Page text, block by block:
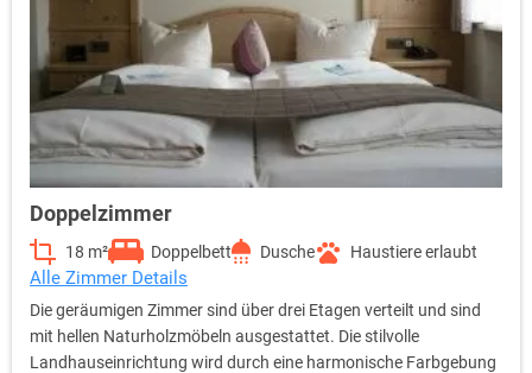
Doppelzimmer
18 m² Doppelbett Dusche Haustiere erlaubt
Alle Zimmer Details
Die geräumigen Zimmer sind über drei Etagen verteilt und sind
mit hellen Naturholzmöbeln ausgestattet. Die stilvolle
Landhauseinrichtung wird durch eine harmonische Farbgebung